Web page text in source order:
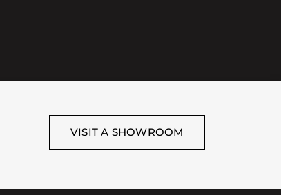
VISIT A SHOWROOM